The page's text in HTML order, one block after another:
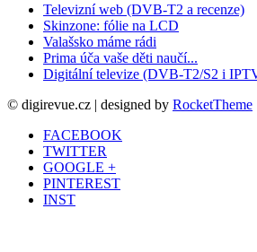
Televizní web (DVB-T2 a recenze)
Skinzone: fólie na LCD
Valašsko máme rádi
Prima úča vaše děti naučí...
Digitální televize (DVB-T2/S2 i
© digirevue.cz | designed by RocketTheme
FACEBOOK
TWITTER
GOOGLE +
PINTEREST
INST